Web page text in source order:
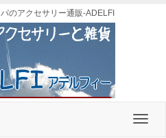
のアクセサリー通販-ADELFI